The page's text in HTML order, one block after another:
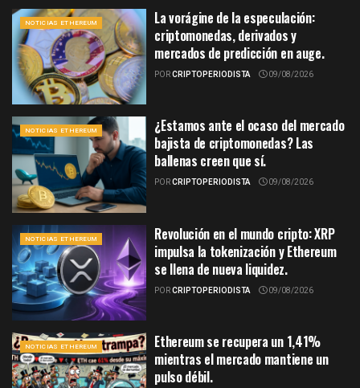
NOTICIAS ETHEREUM
La vorágine de la especulación:
criptomonedas, derivados y
mercados de predicción en auge.
PORCRIPTOPERIODISTA 09/08/2026
NOTICIAS ETHEREUM
¿Estamos ante el ocaso del mercado
bajista de criptomonedas? Las
ballenas creen que sí.
PORCRIPTOPERIODISTA 09/08/2026
NOTICIAS ETHEREUM
Revolución en el mundo cripto: XRP
impulsa la tokenización y Ethereum
se llena de nueva liquidez.
PORCRIPTOPERIODISTA 09/08/2026
NOTICIAS ETHEREUM
Ethereum se recupera un 1,41%
mientras el mercado mantiene un
pulso débil.